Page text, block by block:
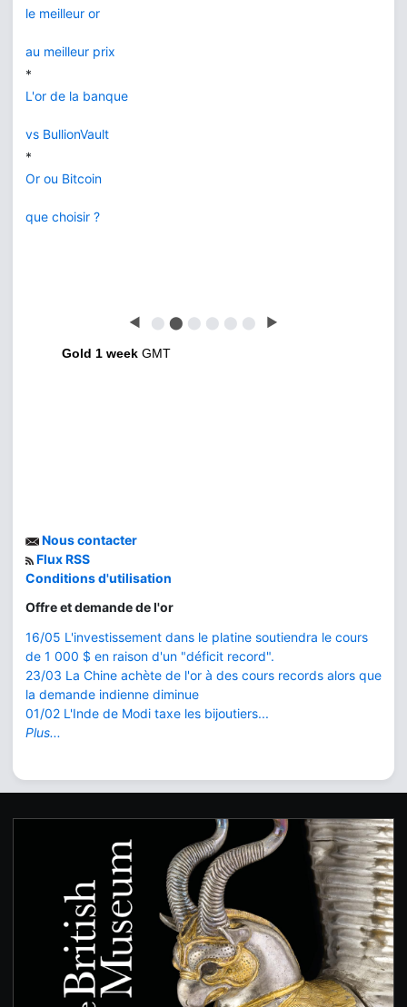
le meilleur or
au meilleur prix
*
L'or de la banque
vs BullionVault
*
Or ou Bitcoin
que choisir ?
◀ ⬤ ⬤ ⬤ ⬤ ⬤ ⬤ ▶
Gold 1 week GMT
Nous contacter
Flux RSS
Conditions d'utilisation
Offre et demande de l'or
16/05 L'investissement dans le platine soutiendra le cours
de 1 000 $ en raison d'un "déficit record".
23/03 La Chine achète de l'or à des cours records alors que
la demande indienne diminue
01/02 L'Inde de Modi taxe les bijoutiers...
Plus...